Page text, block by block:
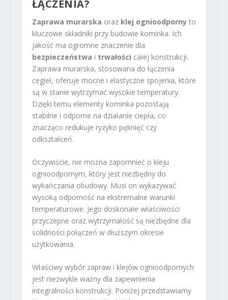
ŁĄCZENIA?
Zaprawa murarska oraz klej ognioodpornyto
kluczowe składniki przy budowie kominka. Ich
jakość ma ogromne znaczenie dla
bezpieczeństwa i trwałości całej konstrukcji.
Zaprawa murarska, stosowana do łączenia
cegieł, oferuje mocne i elastyczne spojenia, które
są w stanie wytrzymać wysokie temperatury.
Dzięki temu elementy kominka pozostają
stabilne i odporne na działanie ciepła, co
znacząco redukuje ryzyko pęknięć czy
odkształceń.
Oczywiście, nie można zapomnieć o kleju
ognioodpornym, który jest niezbędny do
wykańczania obudowy. Musi on wykazywać
wysoką odporność na ekstremalne warunki
temperaturowe. Jego doskonałe właściwości
przyczepne oraz wytrzymałość są niezbędne dla
solidności połączeń w dłuższym okresie
użytkowania.
Właściwy wybór zapraw i klejów ognioodpornych
jest niezwykle ważny dla zapewnienia
integralności konstrukcji. Poniżej przedstawiamy